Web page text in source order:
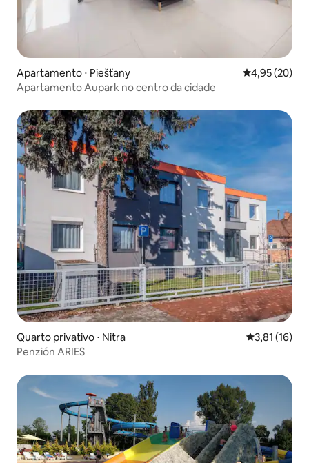
Apartamento ⋅ Piešťany 4,95 de uma
4,95 (20)
Apartamento Aupark no centro da cidade
Quarto privativo ⋅ Nitra 3,81 de uma
3,81 (16)
Penzión ARIES